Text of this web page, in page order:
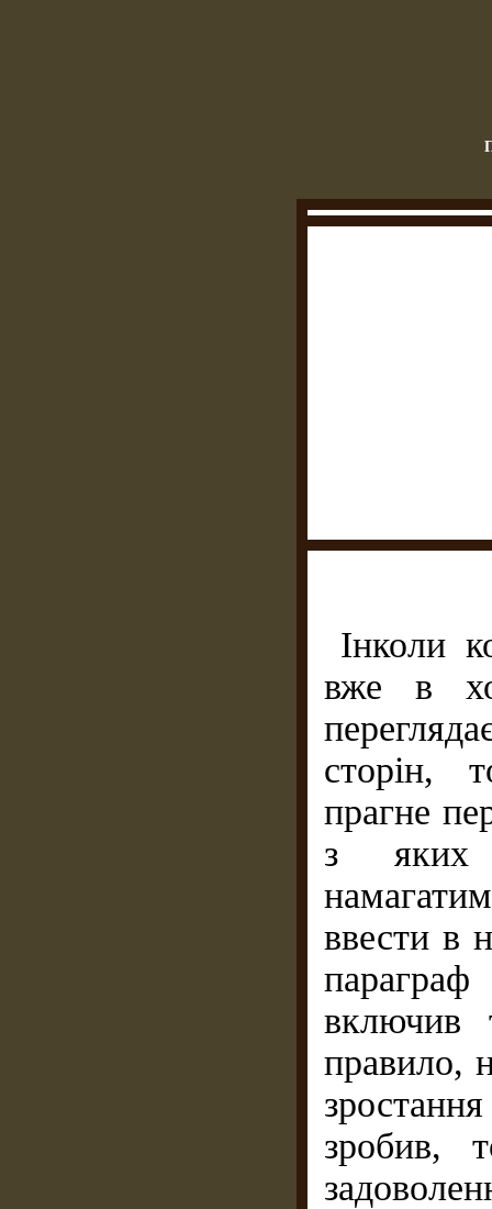
Інколи
вже в
сторін,
прагне
з яких
ввести в
включив
правило,
зробив,